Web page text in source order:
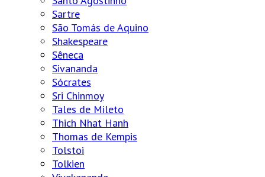
Sartre
São Tomás de Aquino
Shakespeare
Sêneca
Sivananda
Sócrates
Sri Chinmoy
Tales de Mileto
Thich Nhat Hanh
Thomas de Kempis
Tolstoi
Tolkien